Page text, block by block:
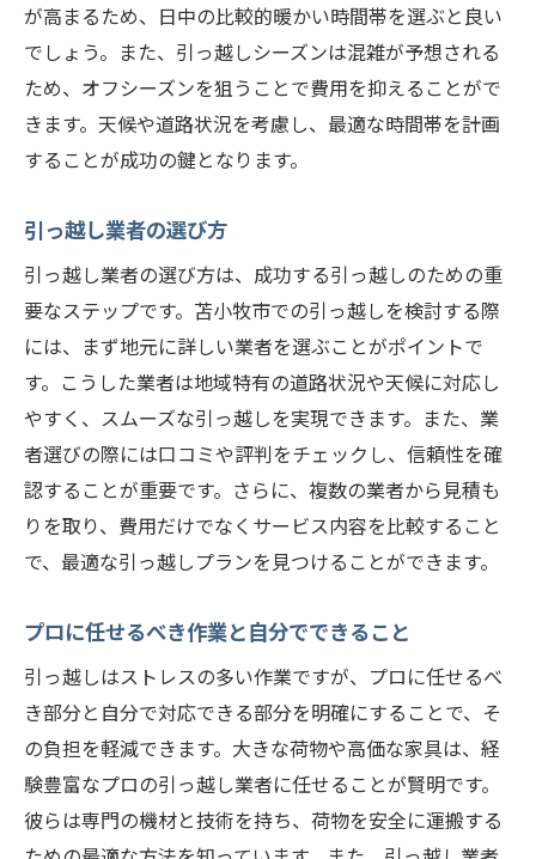
が高まるため、日中の比較的暖かい時間帯を選ぶと良い
でしょう。また、引っ越しシーズンは混雑が予想される
ため、オフシーズンを狙うことで費用を抑えることがで
きます。天候や道路状況を考慮し、最適な時間帯を計画
することが成功の鍵となります。
引っ越し業者の選び方
引っ越し業者の選び方は、成功する引っ越しのための重
要なステップです。苫小牧市での引っ越しを検討する際
には、まず地元に詳しい業者を選ぶことがポイントで
す。こうした業者は地域特有の道路状況や天候に対応し
やすく、スムーズな引っ越しを実現できます。また、業
者選びの際には口コミや評判をチェックし、信頼性を確
認することが重要です。さらに、複数の業者から見積も
りを取り、費用だけでなくサービス内容を比較すること
で、最適な引っ越しプランを見つけることができます。
プロに任せるべき作業と自分でできること
引っ越しはストレスの多い作業ですが、プロに任せるべ
き部分と自分で対応できる部分を明確にすることで、そ
の負担を軽減できます。大きな荷物や高価な家具は、経
験豊富なプロの引っ越し業者に任せることが賢明です。
彼らは専門の機材と技術を持ち、荷物を安全に運搬する